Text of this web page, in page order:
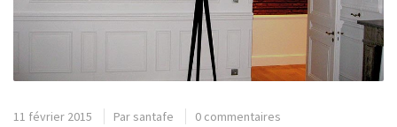
11 février 2015 Par santafe 0 commentaires